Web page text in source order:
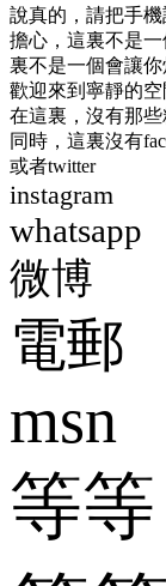
說真的，請把手機
擔心，這裏不是
裏不是一個會讓
歡迎來到寧靜的空
在這裏，沒有那些
同時，這裏沒有
或者twitter
instagram
whatsapp
微博
電郵
msn
等等